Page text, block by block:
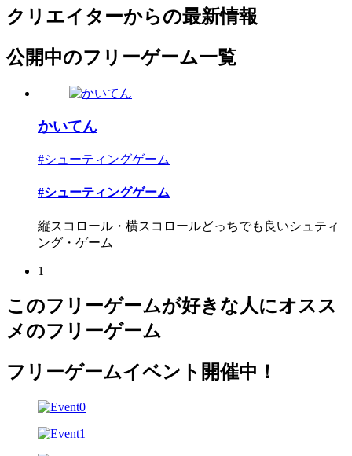
クリエイターからの最新情報
公開中のフリーゲーム一覧
かいてん
#シューティングゲーム
#シューティングゲーム
縦スコロール・横スコロールどっちでも良いシュティ
ング・ゲーム
1
このフリーゲームが好きな人にオスス
メのフリーゲーム
フリーゲームイベント開催中！